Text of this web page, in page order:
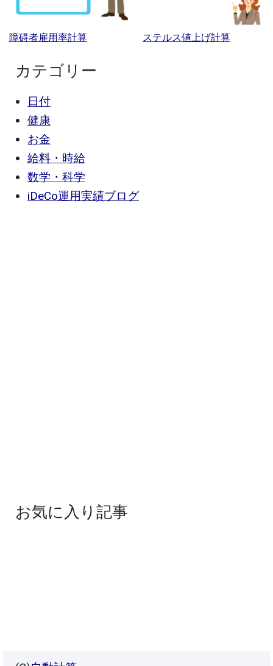
障碍者雇用率計算 ステルス値上げ計算
カテゴリー
日付
健康
お金
給料・時給
数学・科学
iDeCo運用実績ブログ
お気に入り記事